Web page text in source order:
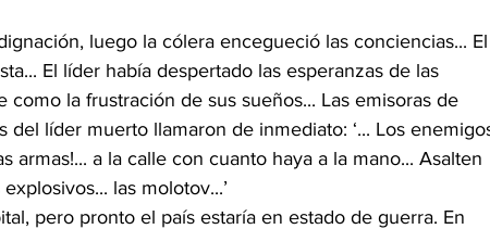
luego la cólera encegueció las conciencias...
El líder había despertado las esperanzas de las
la frustración de sus sueños... Las emisoras de
del líder muerto llamaron de inmediato: ‘... Los
armas!... a la calle con cuanto haya a la mano... Asalten
las molotov...’
pero pronto el país estaría en estado de guerra. En